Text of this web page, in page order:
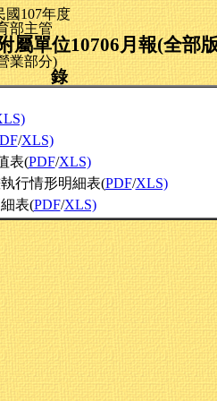
國107年度
部主管
屬單位10706月報(全部
業部分)
錄
/XLS)
表(PDF/XLS)
行情形明細表(PDF/XLS)
表(PDF/XLS)